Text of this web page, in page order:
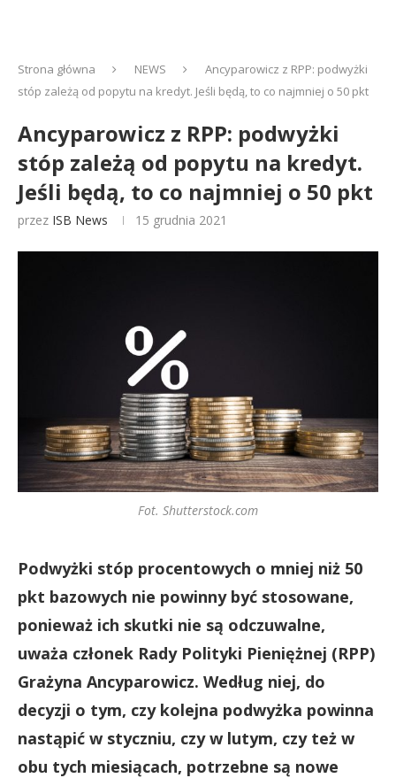
Strona główna NEWS
Ancyparowicz z RPP: podwyżki
stóp zależą od popytu na kredyt. Jeśli będą, to co najmniej o 50 pkt
Ancyparowicz z RPP: podwyżki
stóp zależą od popytu na kredyt.
Jeśli będą, to co najmniej o 50 pkt
przez ISB News 15 grudnia 2021
Fot. Shutterstock.com
Podwyżki stóp procentowych o mniej niż 50
pkt bazowych nie powinny być stosowane,
ponieważ ich skutki nie są odczuwalne,
uważa członek Rady Polityki Pieniężnej (RPP)
Grażyna Ancyparowicz. Według niej, do
decyzji o tym, czy kolejna podwyżka powinna
nastąpić w styczniu, czy w lutym, czy też w
obu tych miesiącach, potrzebne są nowe